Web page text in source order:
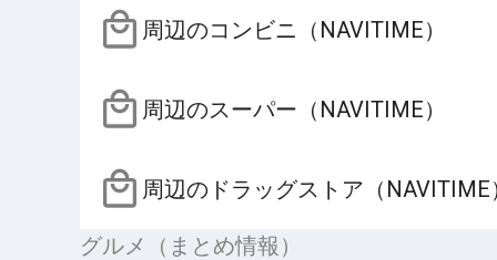
周辺のコンビニ（NAVITIME）
周辺のスーパー（NAVITIME）
周辺のドラッグストア（NAVITIME
グルメ（まとめ情報）